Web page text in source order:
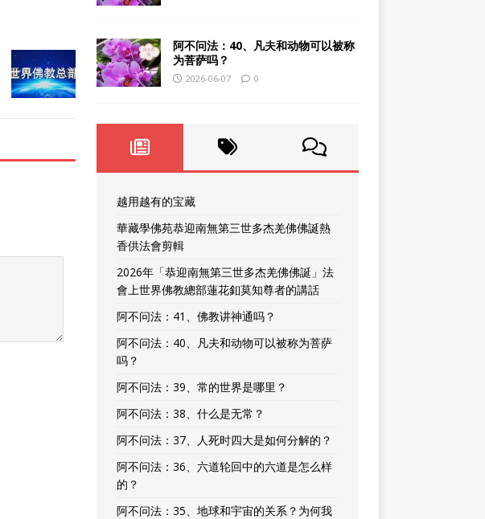
阿不问法：40、凡夫和动物可以被称
为菩萨吗？
2026-06-07 0
越用越有的宝藏
華藏學佛苑恭迎南無第三世多杰羌佛佛誕熱
香供法會剪輯
2026年「恭迎南無第三世多杰羌佛佛誕」法
會上世界佛教總部蓮花釦莫知尊者的講話
阿不问法：41、佛教讲神通吗？
阿不问法：40、凡夫和动物可以被称为菩萨
吗？
阿不问法：39、常的世界是哪里？
阿不问法：38、什么是无常？
阿不问法：37、人死时四大是如何分解的？
阿不问法：36、六道轮回中的六道是怎么样
的？
阿不问法：35、地球和宇宙的关系？为何我